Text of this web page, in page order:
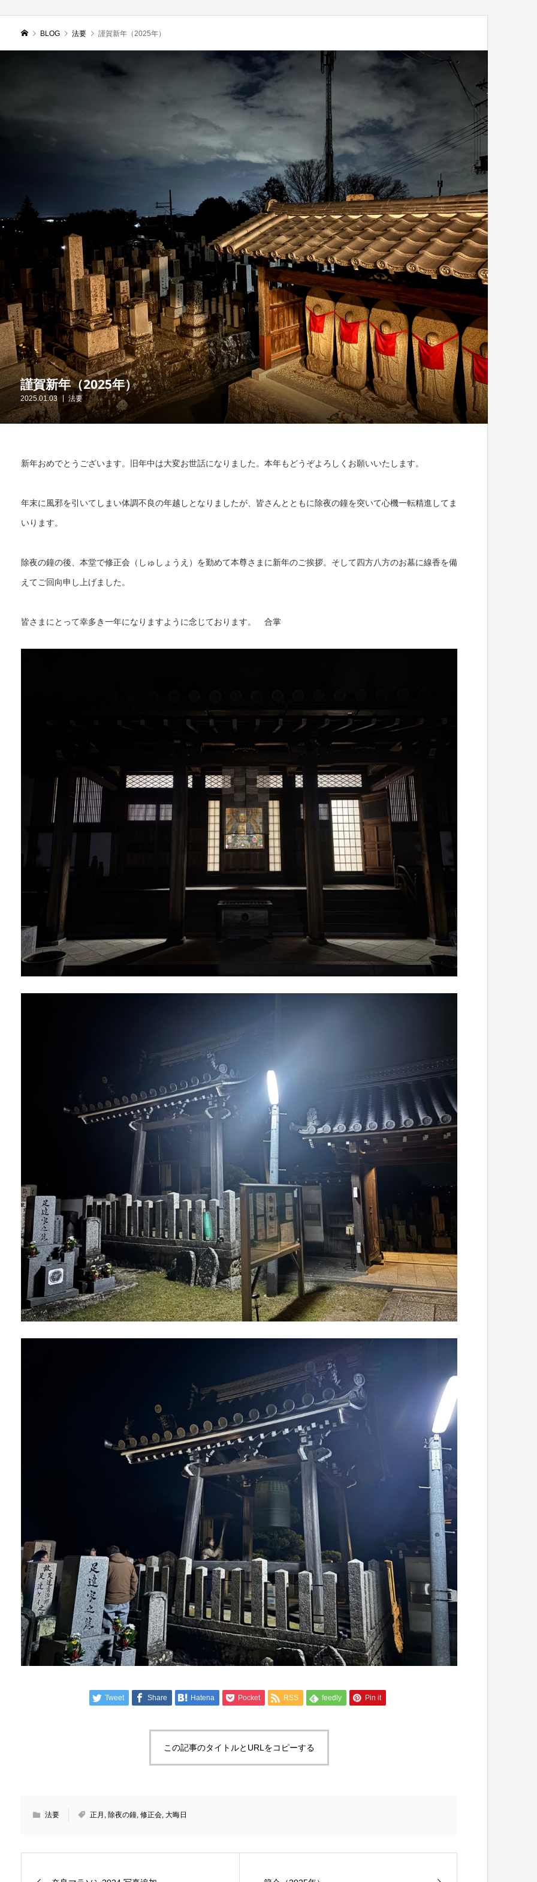
BLOG 法要 謹賀新年（2025年）
謹賀新年（2025年）
2025.01.03 法要
新年おめでとうございます。旧年中は大変お世話になりました。本年もどうぞよろしくお願いいたします。
年末に風邪を引いてしまい体調不良の年越しとなりましたが、皆さんとともに除夜の鐘を突いて心機一転精進してま
いります。
除夜の鐘の後、本堂で修正会（しゅしょうえ）を勤めて本尊さまに新年のご挨拶。そして四方八方のお墓に線香を備
えてご回向申し上げました。
皆さまにとって幸多き一年になりますように念じております。 合掌
Tweet Share Hatena Pocket RSS feedly Pin it
この記事のタイトルとURLをコピーする
法要 正月 , 除夜の鐘, 修正会, 大晦日